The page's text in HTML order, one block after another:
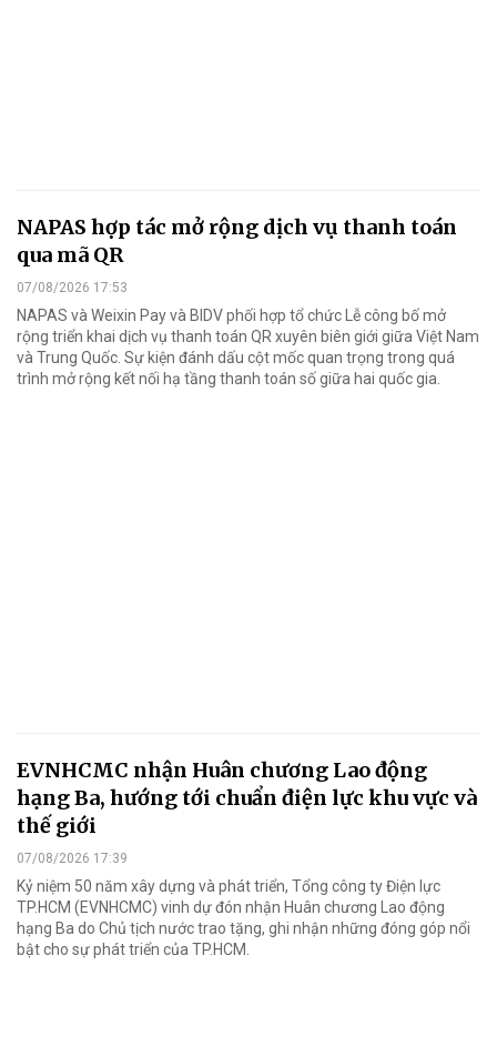
NAPAS hợp tác mở rộng dịch vụ thanh toán
qua mã QR
07/08/2026 17:53
NAPAS và Weixin Pay và BIDV phối hợp tổ chức Lễ công bố mở
rộng triển khai dịch vụ thanh toán QR xuyên biên giới giữa Việt Nam
và Trung Quốc. Sự kiện đánh dấu cột mốc quan trọng trong quá
trình mở rộng kết nối hạ tầng thanh toán số giữa hai quốc gia.
EVNHCMC nhận Huân chương Lao động
hạng Ba, hướng tới chuẩn điện lực khu vực và
thế giới
07/08/2026 17:39
Kỷ niệm 50 năm xây dựng và phát triển, Tổng công ty Điện lực
TP.HCM (EVNHCMC) vinh dự đón nhận Huân chương Lao động
hạng Ba do Chủ tịch nước trao tặng, ghi nhận những đóng góp nổi
bật cho sự phát triển của TP.HCM.